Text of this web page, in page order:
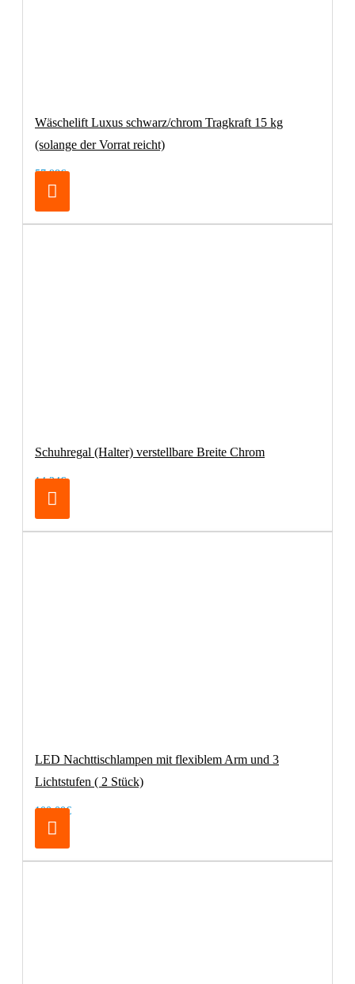
Wäschelift Luxus schwarz/chrom Tragkraft 15 kg
(solange der Vorrat reicht)
57,98€
Schuhregal (Halter) verstellbare Breite Chrom
14,24€
LED Nachttischlampen mit flexiblem Arm und 3
Lichtstufen ( 2 Stück)
100,00€